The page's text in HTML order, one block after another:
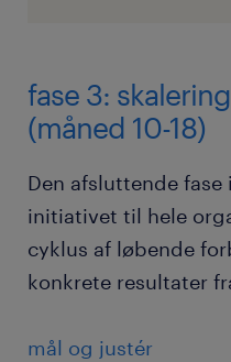
fase 3:
(måned 10-18)
Den afsluttende
initiativet til hele
cyklus af løbende
konkrete resultater
mål og justér